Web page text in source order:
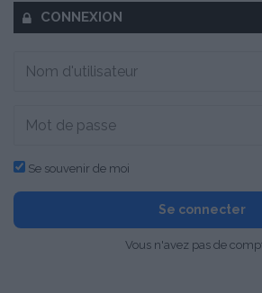
CONNEXION
Se souvenir de moi
Se connecter
Vous n'avez pas de